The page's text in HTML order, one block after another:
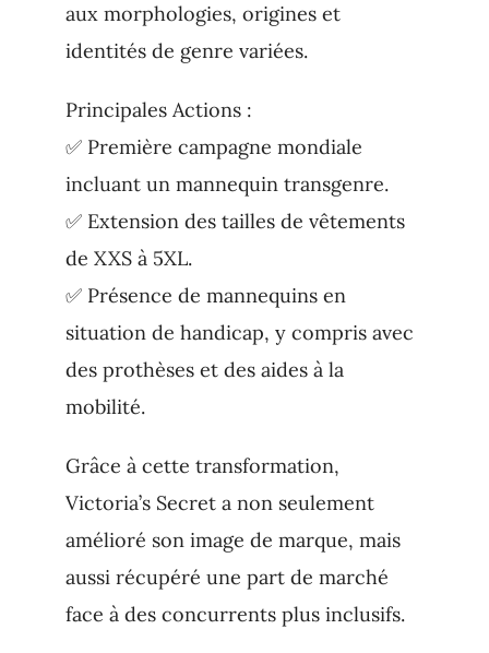
aux morphologies, origines et
identités de genre variées.
Principales Actions :
✅ Première campagne mondiale
incluant un mannequin transgenre.
✅ Extension des tailles de vêtements
de XXS à 5XL.
✅ Présence de mannequins en
situation de handicap, y compris avec
des prothèses et des aides à la
mobilité.
Grâce à cette transformation,
Victoria’s Secret a non seulement
amélioré son image de marque, mais
aussi récupéré une part de marché
face à des concurrents plus inclusifs.